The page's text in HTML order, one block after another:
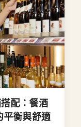
配：餐酒
平衡與舒適